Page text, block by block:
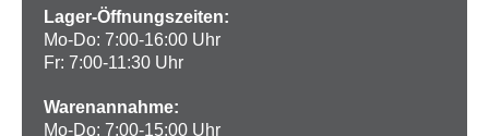
Lager-Öffnungszeiten:
Mo-Do: 7:00-16:00 Uhr
Fr: 7:00-11:30 Uhr
Warenannahme:
Mo-Do: 7:00-15:00 Uhr